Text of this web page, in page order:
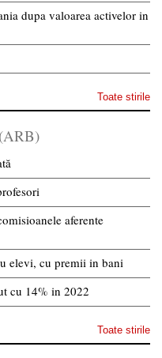
dupa valoarea activelor in
Toate stirile
aferente
elevi, cu premii in bani
cu 14% in 2022
Toate stirile